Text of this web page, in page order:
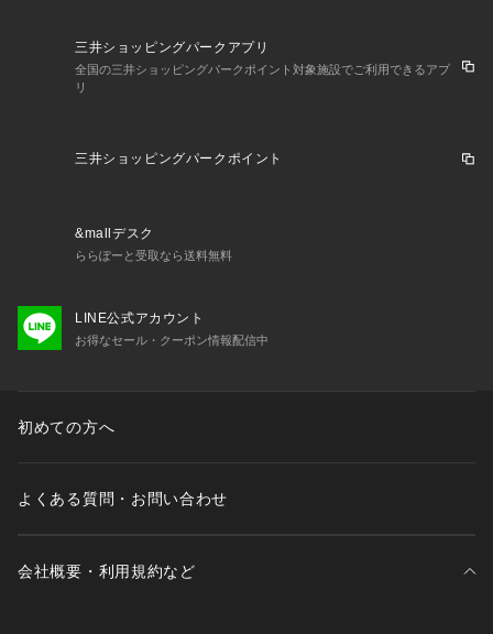
三井ショッピングパークアプリ
全国の三井ショッピングパークポイント対象施設でご利用できるアプ
リ
三井ショッピングパークポイント
&mallデスク
ららぽーと受取なら送料無料
LINE公式アカウント
お得なセール・クーポン情報配信中
初めての方へ
よくある質問・お問い合わせ
会社概要・利用規約など